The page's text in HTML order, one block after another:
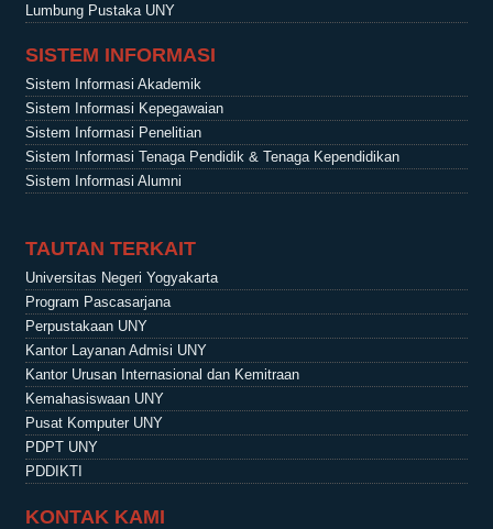
Lumbung Pustaka UNY
SISTEM INFORMASI
Sistem Informasi Akademik
Sistem Informasi Kepegawaian
Sistem Informasi Penelitian
Sistem Informasi Tenaga Pendidik & Tenaga Kependidikan
Sistem Informasi Alumni
TAUTAN TERKAIT
Universitas Negeri Yogyakarta
Program Pascasarjana
Perpustakaan UNY
Kantor Layanan Admisi UNY
Kantor Urusan Internasional dan Kemitraan
Kemahasiswaan UNY
Pusat Komputer UNY
PDPT UNY
PDDIKTI
KONTAK KAMI